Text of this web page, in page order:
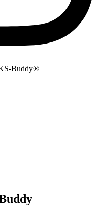
Buddy®